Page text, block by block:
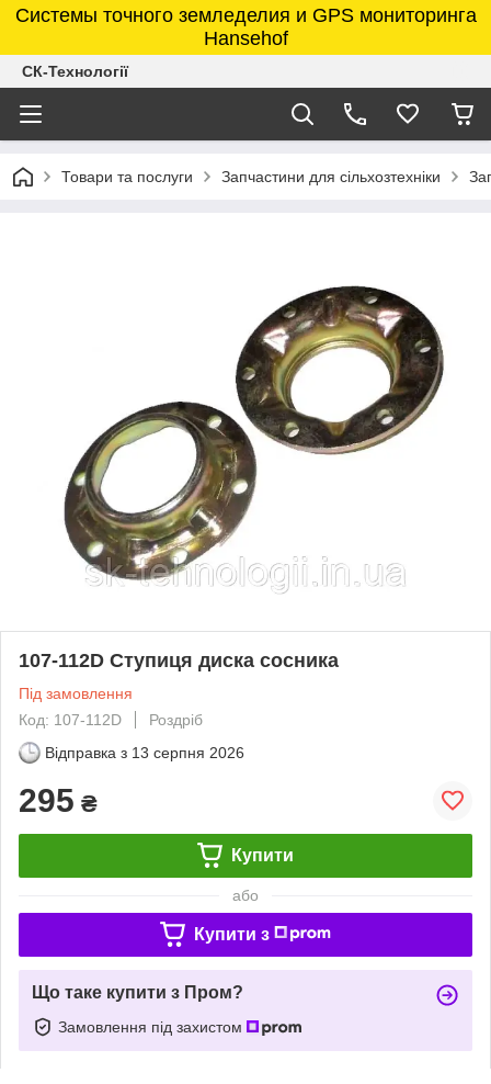
Системы точного земледелия и GPS мониторинга
Hansehof
СК-Технології
Товари та послуги Запчастини для сільхозтехніки
107-112D Ступиця диска сосника
Під замовлення
Код: 107-112D
Роздріб
Відправка з 13 серпня 2026
295 ₴
Купити
або
Купити з
Що таке купити з Пром?
Замовлення під захистом